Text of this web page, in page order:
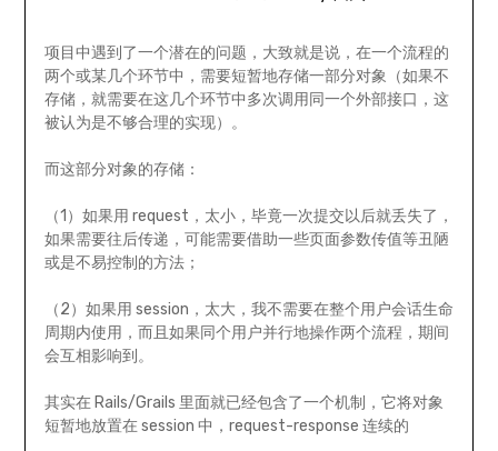
项目中遇到了一个潜在的问题，大致就是说，在一个流程的
两个或某几个环节中，需要短暂地存储一部分对象（如果不
存储，就需要在这几个环节中多次调用同一个外部接口，这
被认为是不够合理的实现）。
而这部分对象的存储：
（1）如果用 request，太小，毕竟一次提交以后就丢失了，
如果需要往后传递，可能需要借助一些页面参数传值等丑陋
或是不易控制的方法；
（2）如果用 session，太大，我不需要在整个用户会话生命
周期内使用，而且如果同个用户并行地操作两个流程，期间
会互相影响到。
其实在 Rails/Grails 里面就已经包含了一个机制，它将对象
短暂地放置在 session 中，request-response 连续的